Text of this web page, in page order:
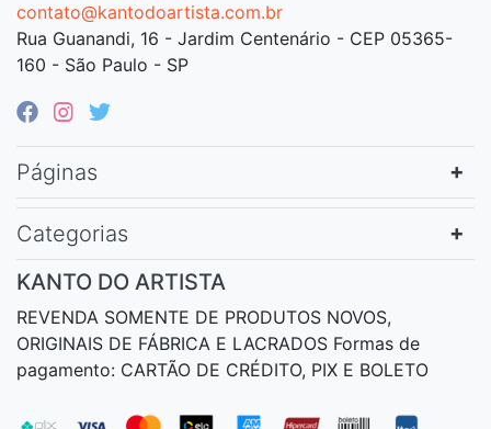
contato@kantodoartista.com.br
Rua Guanandi, 16 - Jardim Centenário - CEP 05365-
160 - São Paulo - SP
Páginas
Categorias
KANTO DO ARTISTA
REVENDA SOMENTE DE PRODUTOS NOVOS,
ORIGINAIS DE FÁBRICA E LACRADOS Formas de
pagamento: CARTÃO DE CRÉDITO, PIX E BOLETO